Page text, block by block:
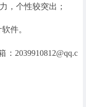
，个性较突出；
件。
2039910812@qq.c